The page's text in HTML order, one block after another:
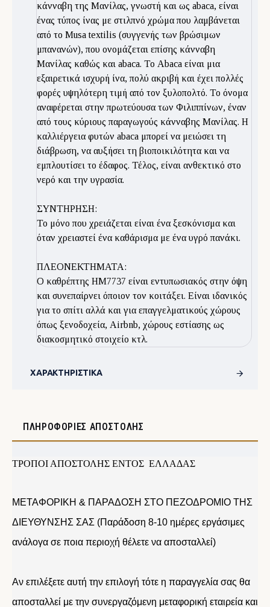
κάνναβη της Μανίλας, γνωστή και ως abaca, είναι
ένας τύπος ίνας με στιλπνό χρώμα που λαμβάνεται
από το Musa textilis (συγγενής των βρώσιμων
μπανανών), που ονομάζεται επίσης κάνναβη
Μανίλας καθώς και abaca. Το Abaca είναι μια
εξαιρετικά ισχυρή ίνα, πολύ ακριβή και έχει πολλές
φορές υψηλότερη τιμή από τον ξυλοπολτό. Το όνομα
αναφέρεται στην πρωτεύουσα των Φιλιππίνων, έναν
από τους κύριους παραγωγούς κάνναβης Μανίλας. Η
καλλιέργεια φυτών abaca μπορεί να μειώσει τη
διάβρωση, να αυξήσει τη βιοποικιλότητα και να
εμπλουτίσει το έδαφος. Τέλος, είναι ανθεκτικό στο
νερό και την υγρασία.
ΣΥΝΤΗΡΗΣΗ:
Το μόνο που χρειάζεται είναι ένα ξεσκόνισμα και
όταν χρειαστεί ένα καθάρισμα με ένα υγρό πανάκι.
ΠΛΕΟΝΕΚΤΗΜΑΤΑ:
Ο καθρέπτης ΗΜ7737 είναι εντυπωσιακός στην όψη
και συνεπαίρνει όποιον τον κοιτάξει. Είναι ιδανικός
για το σπίτι αλλά και για επαγγελματικούς χώρους
όπως ξενοδοχεία, Airbnb, χώρους εστίασης ως
διακοσμητικό στοιχείο κτλ.
ΧΑΡΑΚΤΗΡΙΣΤΙΚΆ
ΠΛΗΡΟΦΟΡΊΕΣ ΑΠΟΣΤΟΛΉΣ
ΤΡΟΠΟΙ ΑΠΟΣΤΟΛΗΣ ΕΝΤΟΣ ΕΛΛΑΔΑΣ
ΜΕΤΑΦΟΡΙΚΗ & ΠΑΡΑΔΟΣΗ ΣΤΟ ΠΕΖΟΔΡΟΜΙΟ ΤΗΣ
ΔΙΕΥΘΥΝΣΗΣ ΣΑΣ (Παράδοση 8-10 ημέρες εργάσιμες
ανάλογα σε ποια περιοχή θέλετε να αποσταλλεί)
Αν επιλέξετε αυτή την επιλογή τότε η παραγγελία σας θα
αποσταλλεί με την συνεργαζόμενη μεταφορική εταιρεία και